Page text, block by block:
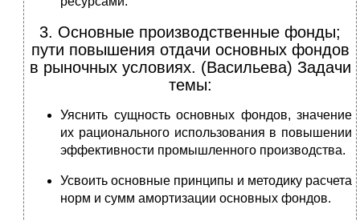
3. Основные производственные фонды;
пути повышения отдачи основных фондов
в рыночных условиях. (Васильева) Задачи
темы:
Уяснить сущность основных фондов, значение
их рационального использования в повышении
эффективности промышленного производства.
Усвоить основные принципы и методику расчета
норм и сумм амортизации основных фондов.